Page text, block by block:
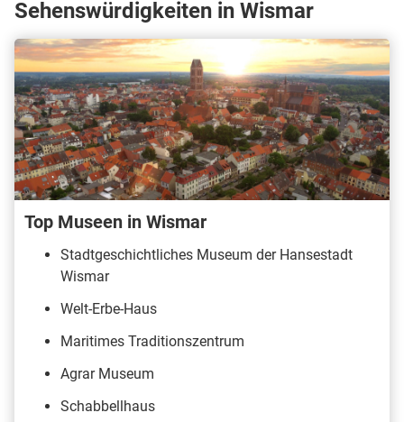
Sehenswürdigkeiten in Wismar
Top Museen in Wismar
Stadtgeschichtliches Museum der Hansestadt
Wismar
Welt-Erbe-Haus
Maritimes Traditionszentrum
Agrar Museum
Schabbellhaus